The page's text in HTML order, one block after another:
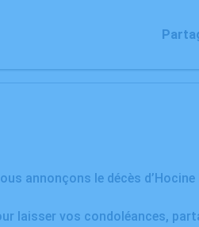
annonçons le décès
laisser vos condoléances,